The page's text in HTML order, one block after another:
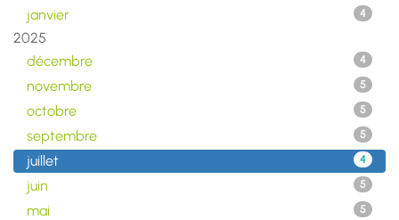
janvier 4
2025
décembre
4
novembre 5
octobre 5
septembre 5
juillet 4
juin 5
mai 5